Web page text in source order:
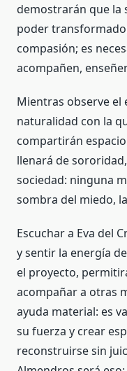
demostrarán que la
poder
compasión; es
acompañen,
Mientras observe el
naturalidad con la
compartirán
llenará de
sociedad: ninguna
sombra del miedo,
Escuchar a Eva del
y sentir la energía
el proyecto,
acompañar a otras
ayuda material: es
su fuerza y crear
reconstruirse sin